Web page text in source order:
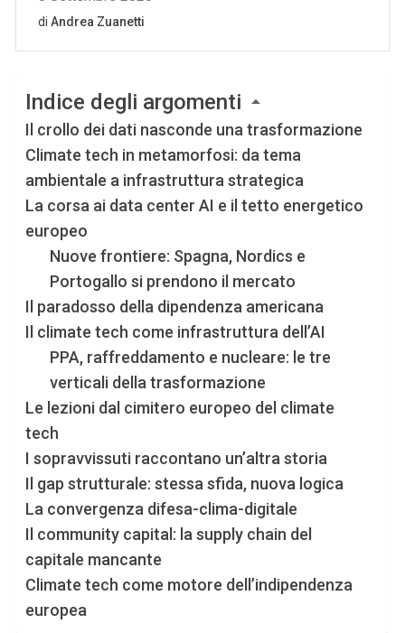
Indice degli argomenti
Il crollo dei dati nasconde una trasformazione
Climate tech in metamorfosi: da tema
ambientale a infrastruttura strategica
La corsa ai data center AI e il tetto energetico
europeo
Nuove frontiere: Spagna, Nordics e
Portogallo si prendono il mercato
Il paradosso della dipendenza americana
Il climate tech come infrastruttura dell’AI
PPA, raffreddamento e nucleare: le tre
verticali della trasformazione
Le lezioni dal cimitero europeo del climate
tech
I sopravvissuti raccontano un’altra storia
Il gap strutturale: stessa sfida, nuova logica
La convergenza difesa-clima-digitale
Il community capital: la supply chain del
capitale mancante
Climate tech come motore dell’indipendenza
europea